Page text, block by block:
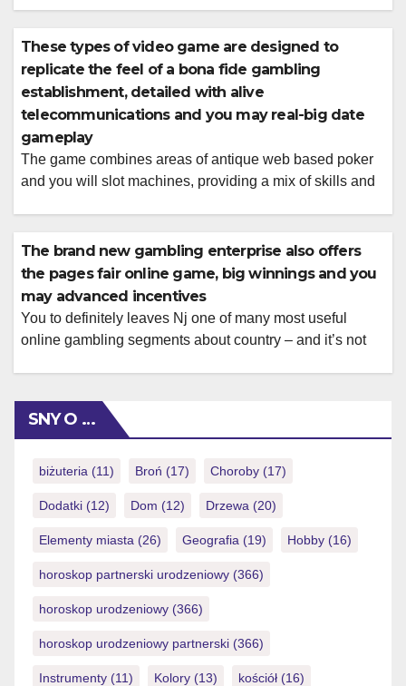
meanwhile, for example you are not limited by one
greeting incentive. Just remember that 21 red casino […]
These types of video game are designed to
replicate the feel of a bona fide gambling
establishment, detailed with alive
telecommunications and you may real-big date
gameplay
The game combines areas of antique web based poker
and you will slot machines, providing a mix of skills and
the complete experience. Per also provides yet another
group of regulations and you can gameplay experience,
providing to different […]
The brand new gambling enterprise also offers
the pages fair online game, big winnings and you
may advanced incentives
You to definitely leaves Nj one of many most useful
online gambling segments about country – and it’s not
Gambling enterprise application offers these jackpots
across slots, black-jack, roulette, plus – so […]
SNY O …
biżuteria (11) Broń (17) Choroby (17)
Dodatki (12) Dom (12) Drzewa (20)
Elementy miasta (26) Geografia (19) Hobby (16)
horoskop partnerski urodzeniowy (366)
horoskop urodzeniowy (366)
horoskop urodzeniowy partnerski (366)
Instrumenty (11) Kolory (13) kościół (16)